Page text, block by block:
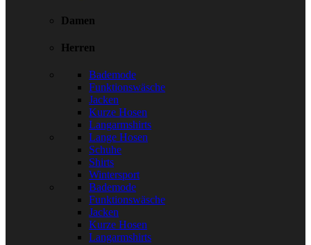
Damen
Herren
Bademode
Funktionswäsche
Jacken
Kurze Hosen
Langarmshirts
Lange Hosen
Schuhe
Shirts
Wintersport
Bademode
Funktionswäsche
Jacken
Kurze Hosen
Langarmshirts